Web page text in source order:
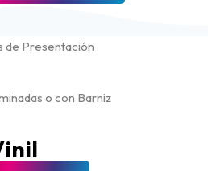
de Presentación
o con Barniz